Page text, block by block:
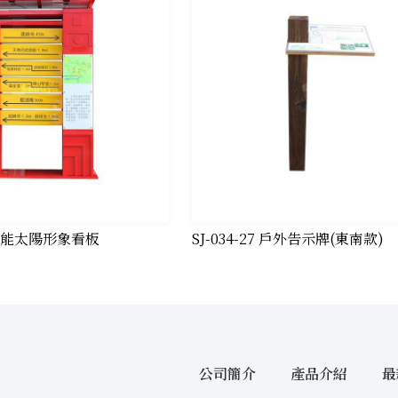
太陽形象看板 ​SJ-034-27 戶外告示牌(東南款)
公司簡介 產品介紹